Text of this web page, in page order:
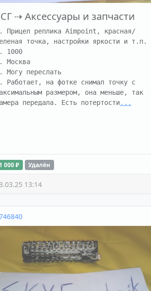
⇢ Аксессуары и запчасти
Прицел реплика Aimpoint, красная/
точка, настройки яркости и т.п.
1000
Москва
Могу переслать
Работает, на фотке снимал точку с
размером, она меньше, так
передала. Есть потертости...
1 000 ₽ Удалён
13:14